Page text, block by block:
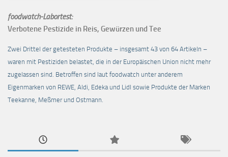
foodwatch-Labortest:
Verbotene Pestizide in Reis, Gewürzen und Tee
Zwei Drittel der getesteten Produkte – insgesamt 43 von 64 Artikeln –
waren mit Pestiziden belastet, die in der Europäischen Union nicht mehr
zugelassen sind. Betroffen sind laut foodwatch unter anderem
Eigenmarken von REWE, Aldi, Edeka und Lidl sowie Produkte der Marken
Teekanne, Meßmer und Ostmann.